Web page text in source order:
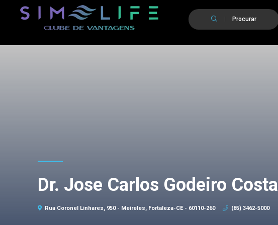
Procurar
Dr. Jose Carlos Godeiro Costa
Rua Coronel Linhares, 950 - Meireles, Fortaleza-CE - 60110-260 (85) 3462-5000